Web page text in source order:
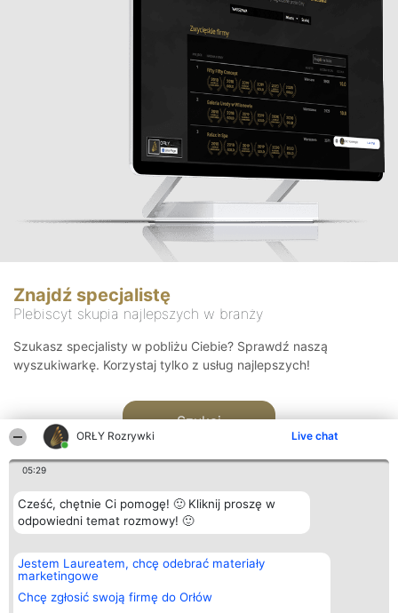
ORŁY Rozrywki Live chat
05:29
Cześć, chętnie Ci pomogę! 🙂 Kliknij proszę w
odpowiedni temat rozmowy! 🙂
Jestem Laureatem, chcę odebrać materiały
marketingowe
Chcę zgłosić swoją firmę do Orłów
Znajdź specjalistę
Plebiscyt skupia najlepszych w branży
Szukasz specjalisty w pobliżu Ciebie? Sprawdź naszą
wyszukiwarkę. Korzystaj tylko z usług najlepszych!
Szukaj
Organizator plebiscytu
Bright Side Solutions sp. z o.
o. sp. k.
ul. Ruska 22
Wrocław 50-079
Plebiscyt
Laureaci
wszystkich
Laureatów
Kontakt
Kontakt